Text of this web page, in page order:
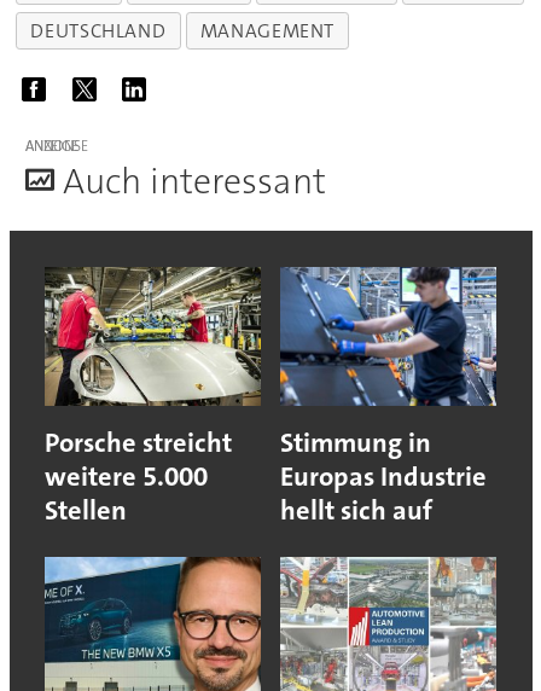
DEUTSCHLAND
MANAGEMENT
ANZEIGE
Auch interessant
Porsche streicht
weitere 5.000
Stellen
Stimmung in
Europas Industrie
hellt sich auf